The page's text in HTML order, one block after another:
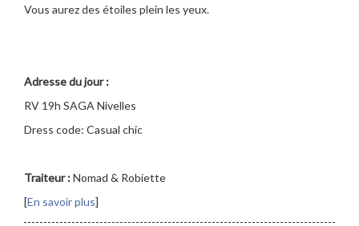
Vous aurez des étoiles plein les yeux.
Adresse du jour :
RV 19h SAGA Nivelles
Dress code: Casual chic
Traiteur :Nomad & Robiette
[En savoir plus]